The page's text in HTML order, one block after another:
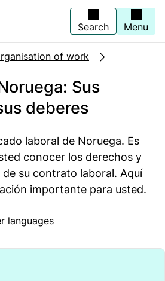
Search Menu
of work
Sus
deberes
laboral de Noruega. Es
conocer los derechos y
su contrato laboral. Aquí
importante para usted.
languages